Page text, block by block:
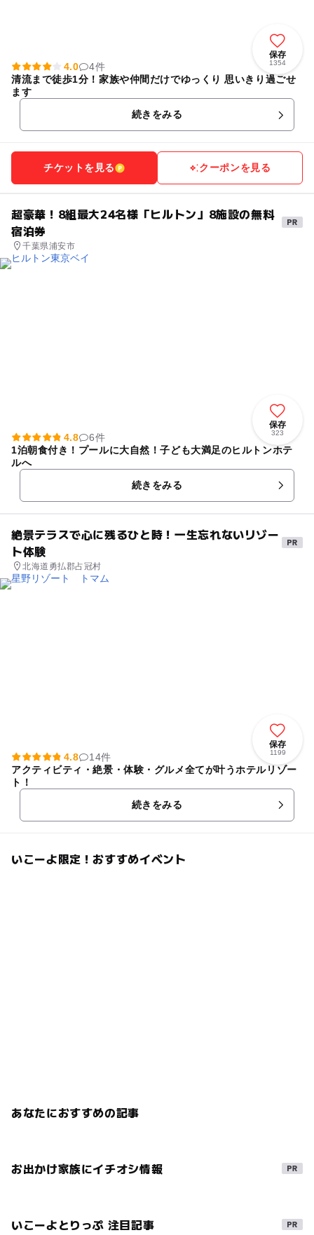
保存
1354
4.0
4件
清流まで徒歩1分！家族や仲間だけでゆっくり 思いきり過ごせ
ます
続きをみる
チケットを見る クーポンを見る
超豪華！8組最大24名様「ヒルトン」8施設の無料
宿泊券
千葉県浦安市
保存
323
4.8
6件
1泊朝食付き！プールに大自然！子ども大満足のヒルトンホテ
ルへ
続きをみる
絶景テラスで心に残るひと時！一生忘れないリゾー
ト体験
北海道勇払郡占冠村
保存
1199
4.8
14件
アクティビティ・絶景・体験・グルメ全てが叶うホテルリゾー
ト！
続きをみる
いこーよ限定！おすすめイベント
あなたにおすすめの記事
お出かけ家族にイチオシ情報
いこーよとりっぷ 注目記事